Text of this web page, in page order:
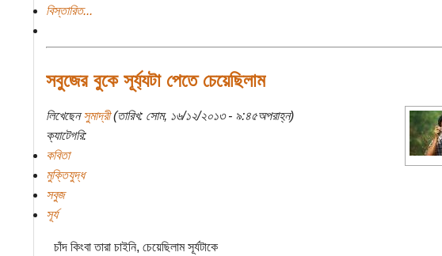
বিস্তারিত...
সবুজের বুকে সূর্য্যটা পেতে চেয়েছিলাম
লিখেছেনসুমাদ্রী(তারিখ: সোম, ১৬/১২/২০১৩ - ৯:৪৫অপরাহ্ন)
ক্যাটেগরি:
কবিতা
মুক্তিযুদ্ধ
সবুজ
সূর্য
চাঁদ কিংবা তারা চাইনি, চেয়েছিলাম সূর্যটাকে